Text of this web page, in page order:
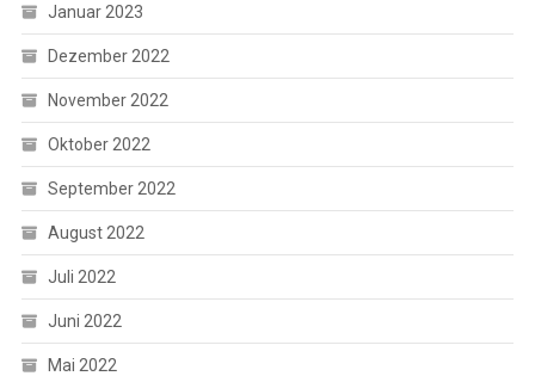
Januar 2023
Dezember 2022
November 2022
Oktober 2022
September 2022
August 2022
Juli 2022
Juni 2022
Mai 2022